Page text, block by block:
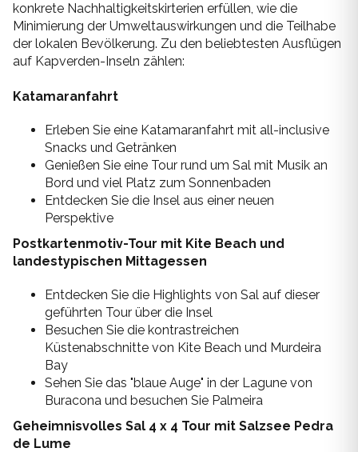
Villen
Inselhüpfen
konkrete Nachhaltigkeitskirterien erfüllen, wie die
Minimierung der Umweltauswirkungen und die Teilhabe
der lokalen Bevölkerung. Zu den beliebtesten Ausflügen
auf Kapverden-Inseln zählen:
Katamaranfahrt
Erleben Sie eine Katamaranfahrt mit all-inclusive
Snacks und Getränken
Genießen Sie eine Tour rund um Sal mit Musik an
Bord und viel Platz zum Sonnenbaden
Entdecken Sie die Insel aus einer neuen
Perspektive
Postkartenmotiv-Tour mit Kite Beach und
landestypischen Mittagessen
Entdecken Sie die Highlights von Sal auf dieser
geführten Tour über die Insel
Besuchen Sie die kontrastreichen
Küstenabschnitte von Kite Beach und Murdeira
Bay
Sehen Sie das "blaue Auge" in der Lagune von
Buracona und besuchen Sie Palmeira
Geheimnisvolles Sal 4 x 4 Tour mit Salzsee Pedra
de Lume